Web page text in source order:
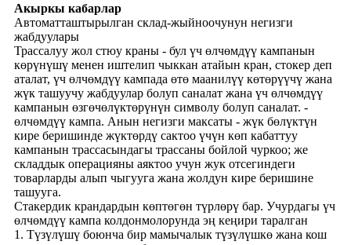
Акыркы кабарлар
Автоматташтырылган склад-жыйноочунун негизги
жабдуулары
Трассалуу жол стюу краны - бул үч өлчөмдүү кампанын
көрүнүшү менен иштелип чыккан атайын кран, стокер деп
аталат, үч өлчөмдүү кампада өтө маанилүү көтөрүүчү жана
жүк ташуучу жабдуулар болуп саналат жана үч өлчөмдүү
кампанын өзгөчөлүктөрүнүн символу болуп саналат. -
өлчөмдүү кампа. Анын негизги максаты - жүк бөлүктүн
кире беришинде жүктөрдү сактоо үчүн көп кабаттуу
кампанын трассасындагы трассаны бойлой чуркоо; же
складдык операцияны аяктоо учун жук отсегиндеги
товарларды алып чыгууга жана жолдун кире беришине
ташууга.
Стакердик крандардын көптөгөн түрлөрү бар. Учурдагы үч
өлчөмдүү кампа колдонмолорунда эң кеңири таралган
1. Түзүлүшү боюнча бир мамычалык түзүлүшкө жана кош